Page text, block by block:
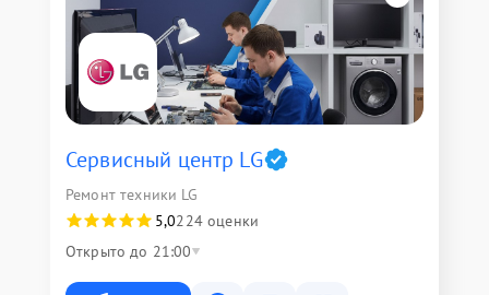
Сервисный центр LG
Ремонт техники LG
5,0224 оценки
Открыто до 21:00